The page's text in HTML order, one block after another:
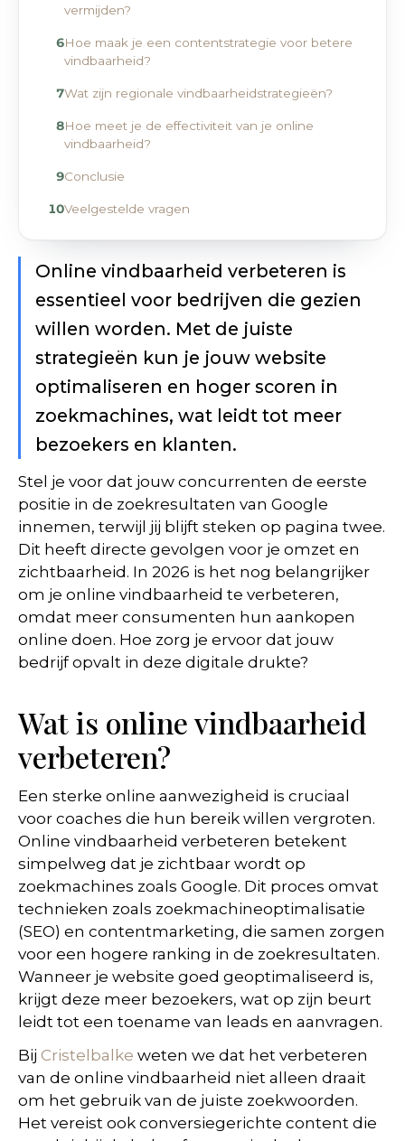
vermijden?
Hoe maak je een contentstrategie voor betere
vindbaarheid?
Wat zijn regionale vindbaarheidstrategieën?
Hoe meet je de effectiviteit van je online
vindbaarheid?
Conclusie
Veelgestelde vragen
Online vindbaarheid verbeteren is
essentieel voor bedrijven die gezien
willen worden. Met de juiste
strategieën kun je jouw website
optimaliseren en hoger scoren in
zoekmachines, wat leidt tot meer
bezoekers en klanten.
Stel je voor dat jouw concurrenten de eerste
positie in de zoekresultaten van Google
innemen, terwijl jij blijft steken op pagina twee.
Dit heeft directe gevolgen voor je omzet en
zichtbaarheid. In 2026 is het nog belangrijker
om je online vindbaarheid te verbeteren,
omdat meer consumenten hun aankopen
online doen. Hoe zorg je ervoor dat jouw
bedrijf opvalt in deze digitale drukte?
Wat is online vindbaarheid
verbeteren?
Een sterke online aanwezigheid is cruciaal
voor coaches die hun bereik willen vergroten.
Online vindbaarheid verbeteren betekent
simpelweg dat je zichtbaar wordt op
zoekmachines zoals Google. Dit proces omvat
technieken zoals zoekmachineoptimalisatie
(SEO) en contentmarketing, die samen zorgen
voor een hogere ranking in de zoekresultaten.
Wanneer je website goed geoptimaliseerd is,
krijgt deze meer bezoekers, wat op zijn beurt
leidt tot een toename van leads en aanvragen.
Bij Cristelbalke weten we dat het verbeteren
van de online vindbaarheid niet alleen draait
om het gebruik van de juiste zoekwoorden.
Het vereist ook conversiegerichte content die